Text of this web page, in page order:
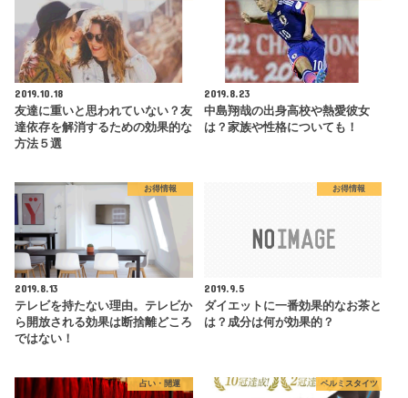
2019.10.18
友達に重いと思われていない？友
達依存を解消するための効果的な
方法５選
2019.8.23
中島翔哉の出身高校や熱愛彼女
は？家族や性格についても！
お得情報
2019.8.13
テレビを持たない理由。テレビか
ら開放される効果は断捨離どころ
ではない！
お得情報
2019.9.5
ダイエットに一番効果的なお茶と
は？成分は何が効果的？
占い・開運 ベルミスタイツ